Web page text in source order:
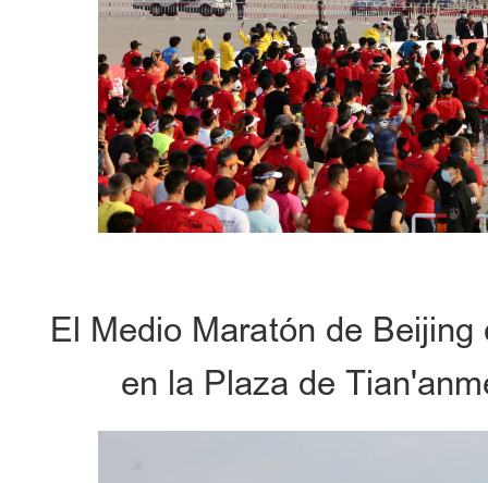
El Medio Maratón de
en la Plaza de